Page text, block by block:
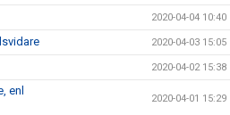
2020-04-04 10:40
2020-04-03 15:05
2020-04-02 15:38
enl
2020-04-01 15:29